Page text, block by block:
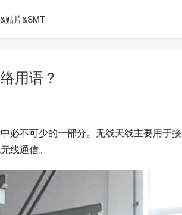
贴片&SMT
用语？
必不可少的一部分。无线天线主要用于接
线通信。